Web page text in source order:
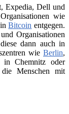
Expedia, Dell und
wie
inBitcoin entgegen.
Organisationen
dann auch in
wie Berlin,
in Chemnitz oder
Menschen mit